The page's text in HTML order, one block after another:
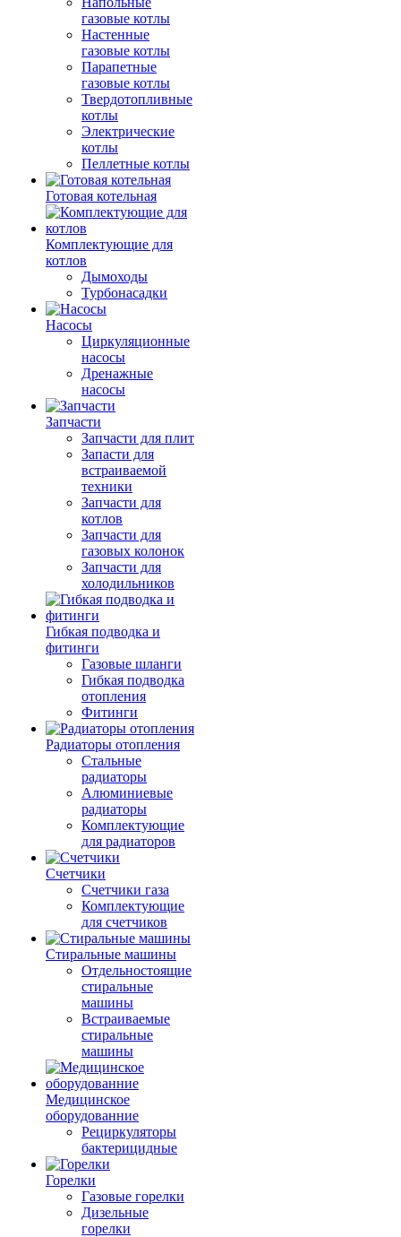
газовые котлы
Настенные
газовые котлы
Парапетные
газовые котлы
Твердотопливные
котлы
Электрические
котлы
Пеллетные котлы
Готовая котельная
Комплектующие для
котлов
Дымоходы
Турбонасадки
Насосы
Циркуляционные
насосы
Дренажные
насосы
Запчасти
Запчасти для плит
Запасти для
встраиваемой
техники
Запчасти для
котлов
Запчасти для
газовых колонок
Запчасти для
холодильников
Гибкая подводка и
фитинги
Газовые шланги
Гибкая подводка
отопления
Фитинги
Радиаторы отопления
Стальные
радиаторы
Алюминиевые
радиаторы
Комплектующие
для радиаторов
Счетчики
Счетчики газа
Комплектующие
для счетчиков
Стиральные машины
Отдельностоящие
стиральные
машины
Встраиваемые
стиральные
машины
Медицинское
оборудованние
Рециркуляторы
бактерицидные
Горелки
Газовые горелки
Дизельные
горелки